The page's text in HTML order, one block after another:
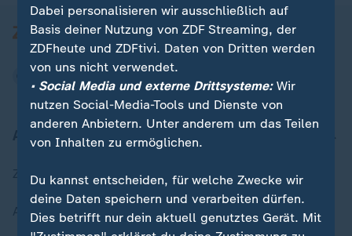
Aktuell bei ZDFheute
Zuletzt veröffentlicht
Aktuelle Sendungs-Videos
Dabei personalisieren wir ausschließlich auf
Basis deiner Nutzung von ZDF Streaming, der
ZDFheute und ZDFtivi. Daten von Dritten werden
von uns nicht verwendet.
• Social Media und externe Drittsysteme:Wir
nutzen Social-Media-Tools und Dienste von
anderen Anbietern. Unter anderem um das Teilen
von Inhalten zu ermöglichen.
Du kannst entscheiden, für welche Zwecke wir
deine Daten speichern und verarbeiten dürfen.
Dies betrifft nur dein aktuell genutztes Gerät. Mit